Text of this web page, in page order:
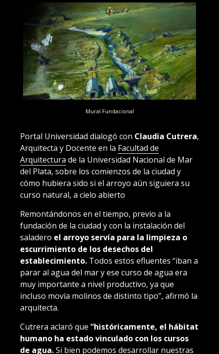
Mural Fundacional
Portal Universidad dialogó con Claudia Cutrera,
Arquitecta y Docente en la Facultad de
Arquitectura de la Universidad Nacional de Mar
del Plata, sobre los comienzos de la ciudad y
cómo hubiera sido si el arroyo aún siguiera su
curso natural, a cielo abierto
Remontándonos en el tiempo, previo a la
fundación de la ciudad y con la instalación del
saladero el arroyo servía para la limpieza o
escurrimiento de los desechos del
establecimiento. Todos estos efluentes “iban a
parar al agua del mar y ese curso de agua era
muy importante a nivel productivo, ya que
incluso movía molinos de distinto tipo”, afirmó la
arquitecta.
Cutrera aclaró que “históricamente, el hábitat
humano ha estado vinculado con los cursos
de agua.Si bien podemos desarrollar nuestras